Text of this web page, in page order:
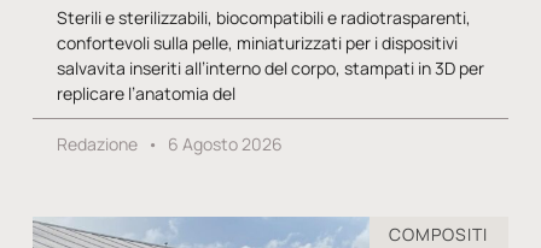
Sterili e sterilizzabili, biocompatibili e radiotrasparenti,
confortevoli sulla pelle, miniaturizzati per i dispositivi
salvavita inseriti all’interno del corpo, stampati in 3D per
replicare l’anatomia del
Redazione 6 Agosto 2026
COMPOSITI